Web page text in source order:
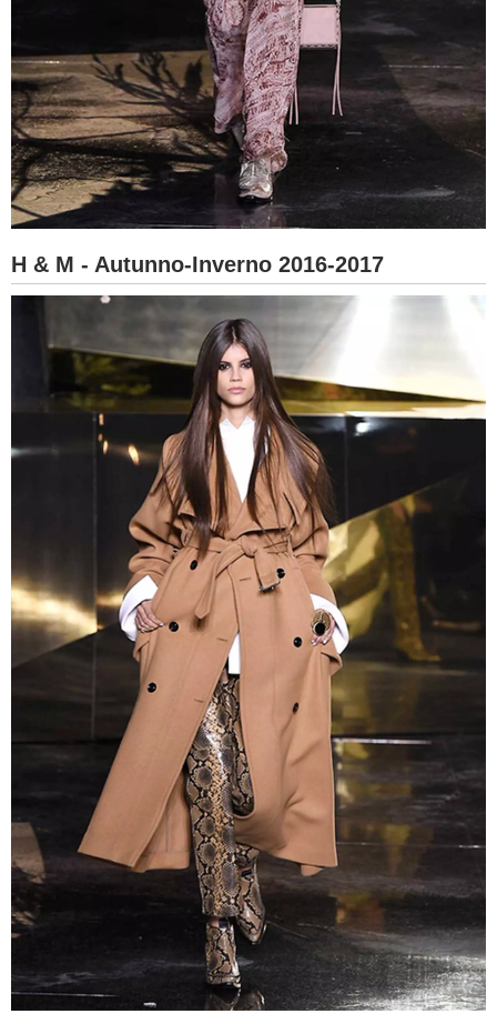
H & M - Autunno-Inverno 2016-2017